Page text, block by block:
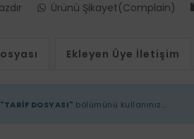
Ürünü Şikayet(Complain)
Ekleyen Üye İletişim
"TARİF DOSYASI" bölümünü kullanınız...